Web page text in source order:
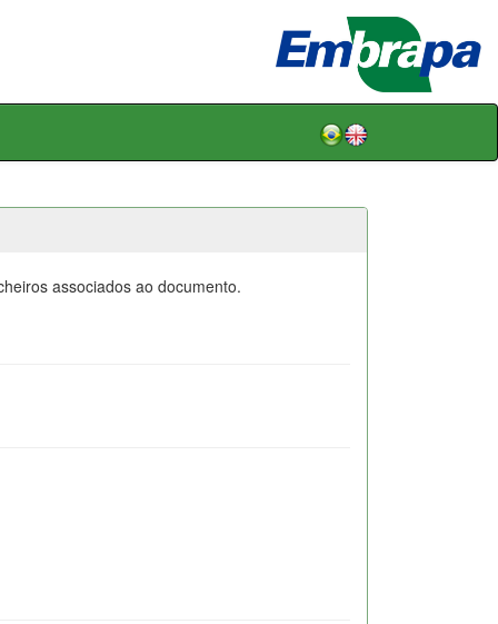
associados ao documento.